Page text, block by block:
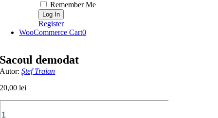
Remember Me
Register
WooCommerce Cart0
Sacoul demodat
Autor:Ștef Traian
20,00lei